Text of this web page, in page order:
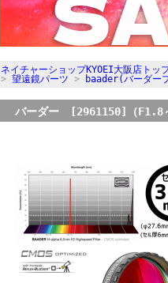
ネイチャーショップKYOEI大阪店トッ
> 望遠鏡パーツ > baader(バーダー
バーダー [2961150]（F1.8～